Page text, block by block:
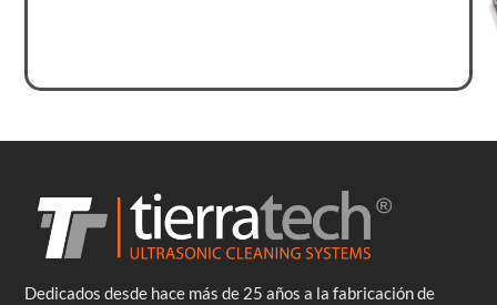
Dedicados desde hace más de 25 años a la fabricación de